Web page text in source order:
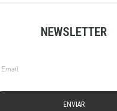
NEWSLETTER